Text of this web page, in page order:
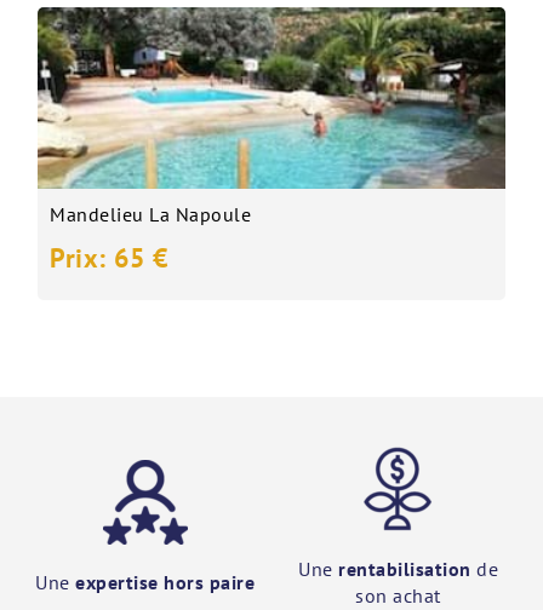
Mandelieu La Napoule
Prix: 65 €
Une expertise hors paire
Une rentabilisation de
son achat